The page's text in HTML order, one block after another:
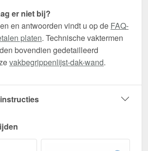
er niet bij?
en antwoorden vindt u op de FAQ-
platen. Technische vaktermen
bovendien gedetailleerd
vakbegrippenlijst-dak-wand.